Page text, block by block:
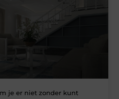
je er niet zonder kunt